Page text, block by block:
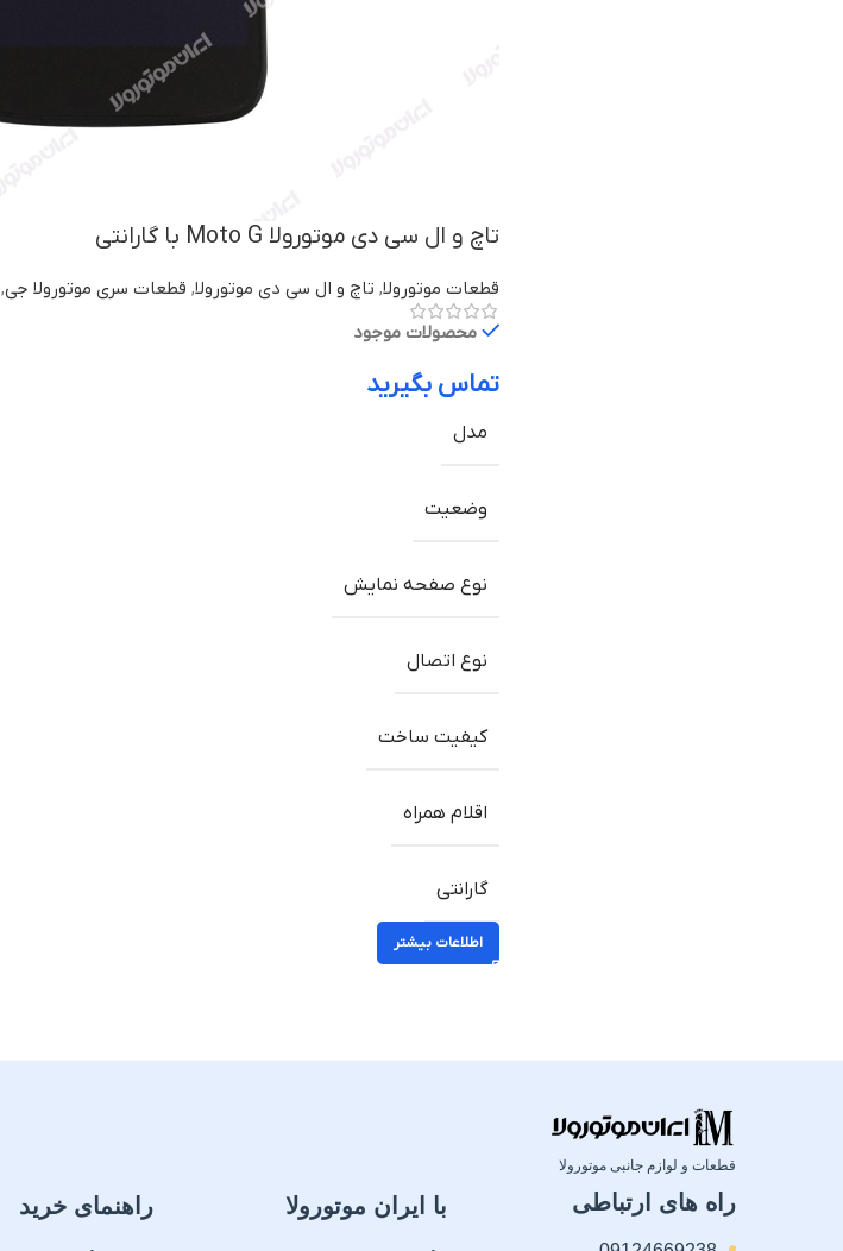
تاچ و ال سی دی موتورولا Moto G با گارانتی
قطعات موتورولا, تاچ و ال سی دی موتورولا, قطعات سری موتورولا جی,
محصولات موجود
تماس بگیرید
مدل
وضعیت
نوع صفحه نمایش
نوع اتصال
کیفیت ساخت
اقلام همراه
گارانتی
اطلاعات بیشتر
قطعات و لوازم جانبی موتورولا
راه های ارتباطی با ایران موتورولا راهنمای خرید